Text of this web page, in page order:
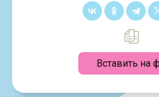
Вставить на